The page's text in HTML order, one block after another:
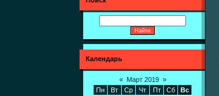
Календарь
« Март 2019 »
Пн
Вт Ср Чт Пт Сб
Вс